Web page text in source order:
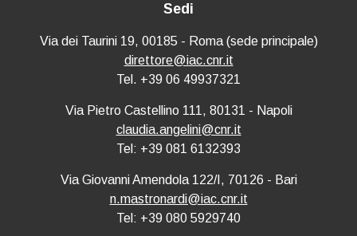
Sedi
Via dei Taurini 19, 00185 - Roma (sede principale)
direttore@iac.cnr.it
Tel. +39 06 49937321
Via Pietro Castellino 111, 80131 - Napoli
claudia.angelini@cnr.it
Tel: +39 081 6132393
Via Giovanni Amendola 122/I, 70126 - Bari
n.mastronardi@iac.cnr.it
Tel: +39 080 5929740